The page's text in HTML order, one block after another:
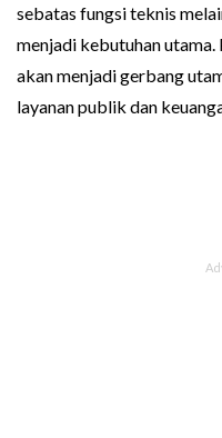
sebatas fungsi teknis
menjadi kebutuhan utama.
akan menjadi gerbang
layanan publik dan